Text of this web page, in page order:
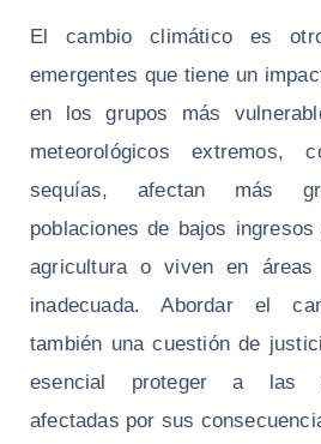
El cambio climático es
emergentes que tiene un
en los grupos más
meteorológicos extremos,
sequías, afectan más
poblaciones de bajos
agricultura o viven en áreas
inadecuada. Abordar el
también una cuestión de
esencial proteger a las
afectadas por sus